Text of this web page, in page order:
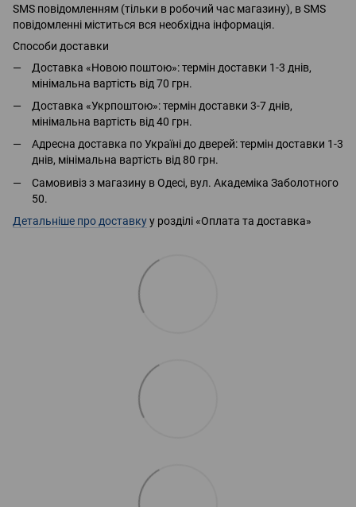
SMS повідомленням (тільки в робочий час магазину), в SMS
повідомленні міститься вся необхідна інформація.
Способи доставки
Доставка «Новою поштою»: термін доставки 1-3 днів,
мінімальна вартість від 70 грн.
Доставка «Укрпоштою»: термін доставки 3-7 днів,
мінімальна вартість від 40 грн.
Адресна доставка по Україні до дверей: термін доставки 1-3
днів, мінімальна вартість від 80 грн.
Самовивіз з магазину в Одесі, вул. Академіка Заболотного
50.
Детальніше про доставкуу розділі «Оплата та доставка»